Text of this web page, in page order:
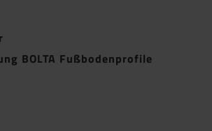
BOLTA Fußbodenprofile